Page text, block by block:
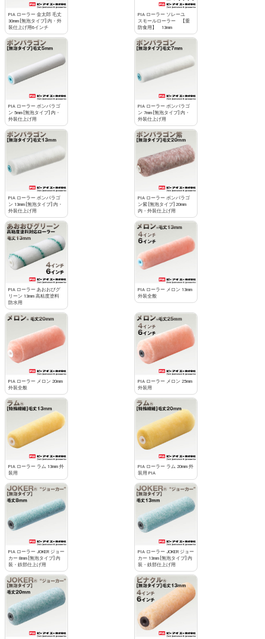
PIA ローラー 金太郎 毛丈
30mm [無泡タイプ] 内・外
装仕上げ用6インチ
PIA ローラー ソレーユ
スモールローラー 【重
防食用】 13mm
PIA ローラー ボンパラゴ
ン 5mm [無泡タイプ] 内・
外装仕上げ用
PIA ローラー ボンパラゴ
ン 7mm [無泡タイプ] 内・
外装仕上げ用
PIA ローラー ボンパラゴ
ン 13mm [無泡タイプ] 内・
外装仕上げ用
PIA ローラー ボンパラゴ
ン紫 [無泡タイプ] 20mm
内・外装仕上げ用
PIA ローラー あおおびグ
リーン 13mm 高粘度塗料
防水用
PIA ローラー メロン 13mm
外装全般
PIA ローラー メロン 20mm
外装全般
PIA ローラー メロン 25mm
外装用
PIA ローラー ラム 13mm 外
装用
PIA ローラー ラム 20mm 外
装用 PIA
PIA ローラー JOKER ジョー
カー 8mm [無泡タイプ] 内
装・鉄部仕上げ用
PIA ローラー JOKER ジョー
カー 13mm [無泡タイプ] 内
装・鉄部仕上げ用